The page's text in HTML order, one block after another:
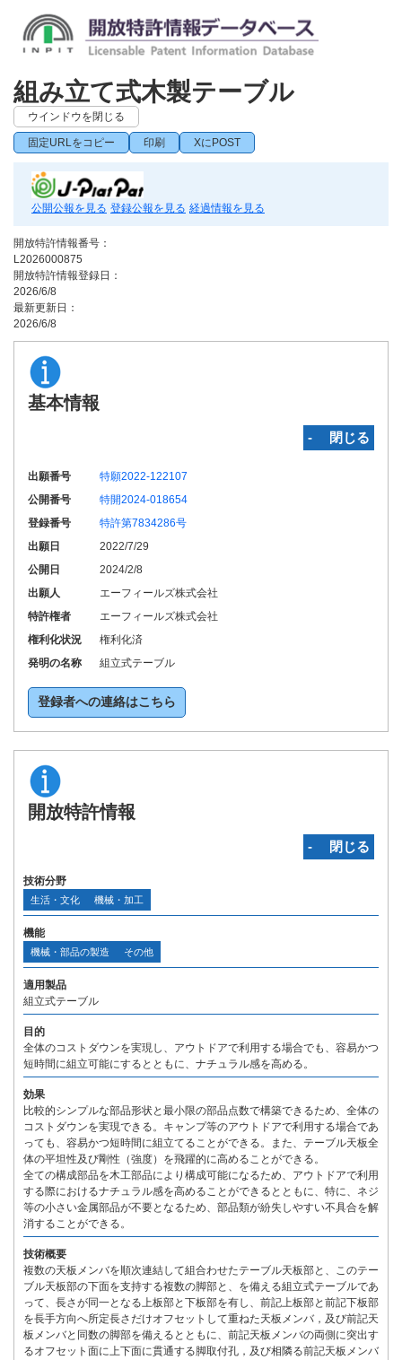
組み立て式木製テーブル
ウインドウを閉じる
固定URLをコピー 印刷 XにPOST
公開公報を見る 登録公報を見る 経過情報を見る
開放特許情報番号：
L2026000875
開放特許情報登録日：
2026/6/8
最新更新日：
2026/6/8
基本情報
‐ 閉じる
出願番号
特願2022-122107
公開番号
特開2024-018654
登録番号
特許第7834286号
出願日
2022/7/29
公開日
2024/2/8
出願人
エーフィールズ株式会社
特許権者
エーフィールズ株式会社
権利化状況
権利化済
発明の名称
組立式テーブル
登録者への連絡はこちら
開放特許情報
‐ 閉じる
技術分野
生活・文化 機械・加工
機能
機械・部品の製造 その他
適用製品
組立式テーブル
目的
全体のコストダウンを実現し、アウトドアで利用する場合でも、容易かつ
短時間に組立可能にするとともに、ナチュラル感を高める。
効果
比較的シンプルな部品形状と最小限の部品点数で構築できるため、全体の
コストダウンを実現できる。キャンプ等のアウトドアで利用する場合であ
っても、容易かつ短時間に組立てることができる。また、テーブル天板全
体の平坦性及び剛性（強度）を飛躍的に高めることができる。
全ての構成部品を木工部品により構成可能になるため、アウトドアで利用
する際におけるナチュラル感を高めることができるとともに、特に、ネジ
等の小さい金属部品が不要となるため、部品類が紛失しやすい不具合を解
消することができる。
技術概要
複数の天板メンバを順次連結して組合わせたテーブル天板部と、このテー
ブル天板部の下面を支持する複数の脚部と、を備える組立式テーブルであ
って、長さが同一となる上板部と下板部を有し、前記上板部と前記下板部
を長手方向へ所定長さだけオフセットして重ねた天板メンバ，及び前記天
板メンバと同数の脚部を備えるとともに、前記天板メンバの両側に突出す
るオフセット面に上下面に貫通する脚取付孔，及び相隣る前記天板メンバ